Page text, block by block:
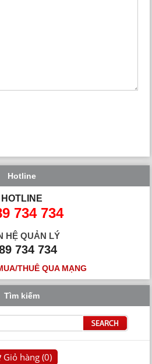
Hotline
HOTLINE
734 734
HỆ QUẢN LÝ
734 734
THUÊ QUA MẠNG
Tìm kiếm
Giỏ hàng (0)